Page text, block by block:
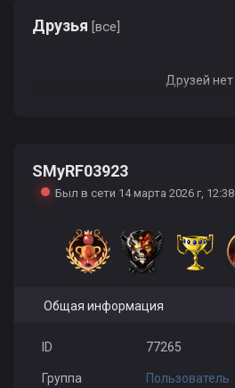
Друзья [все]
Друзей нет
SMyRF03923
Был в сети 14 марта 2026 г, 12:38
Общая информация
ID 77265
Группа Пользователь